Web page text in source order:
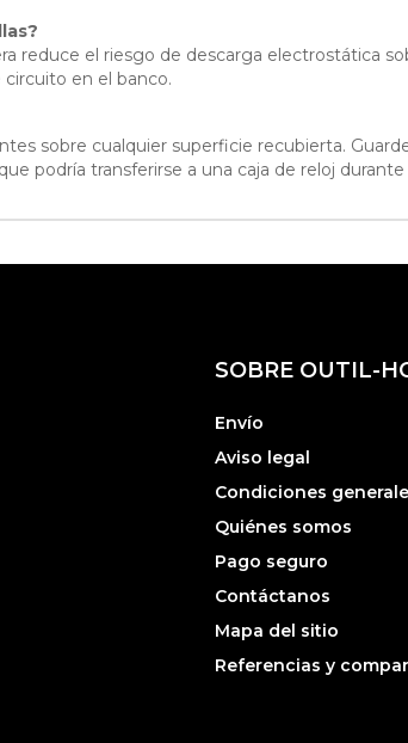
reduce el riesgo de descarga electrostática
en el banco.
sobre cualquier superficie recubierta.
podría transferirse a una caja de reloj
SOBRE OUTIL-
Envío
Aviso legal
Condiciones
Quiénes somos
Pago seguro
Contáctanos
Mapa del sitio
Referencias y